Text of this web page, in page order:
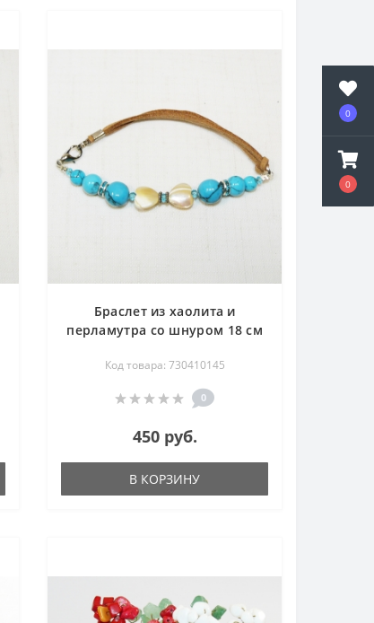
0
0
Браслет из хаолита и
перламутра со шнуром 18 см
Код товара: 730410145
0
450 руб.
В КОРЗИНУ